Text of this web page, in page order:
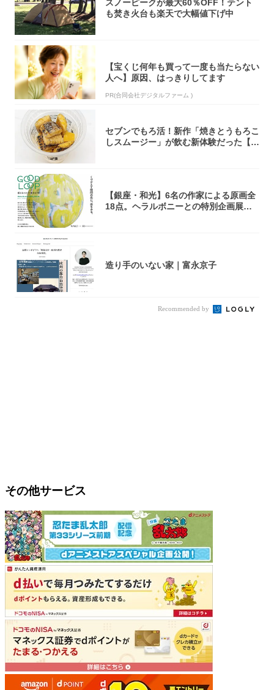
スノーピークが最大60％OFF！テント
も焚き火台も楽天で大幅値下げ中
【宝くじ何年も買って一度も当たらない
人へ】原因、はっきりしてます
PR(合同会社デジタルファーム )
セブンでもろ活！新作「焼きとうもろこ
しスムージー」が飲む新体験だった【東
【銀座・和光】6名の作家による原画全
18点。ヘラルボニーとの特別企画展「G
造り手のいない家｜富永京子
Recommended by
その他サービス